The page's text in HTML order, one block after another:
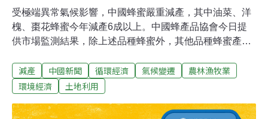
受極端異常氣候影響，中國蜂蜜嚴重減產，其中油菜、洋
槐、棗花蜂蜜今年減產6成以上。中國蜂產品協會今日提
供市場監測結果，除上述品種蜂蜜外，其他品種蜂蜜產量
一路飆升，不斷刷新歷史紀錄。目前，油菜蜂蜜收購價最
高達每噸8000元，比去年上漲了80%；洋槐蜂蜜最高達每
份生產蜂蜜30萬噸，其中油菜蜜產量約佔全國蜂蜜總產量
減產 中國新聞 循環經濟 氣候變遷
農林漁牧業
環境經濟
土地利用